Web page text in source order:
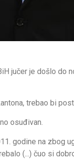
jučer je došlo do
trebao bi
osuđivan.
godine na zbog
(...) čuo si